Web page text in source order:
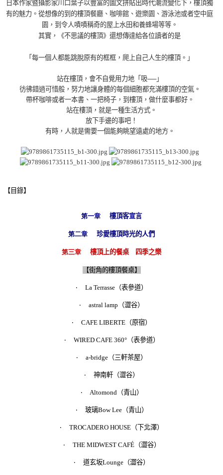
日本作家暨攝影家川口葉子以豐富的圖文拼貼出時代潮流變化下，樓頂獨
有的魅力。從想像的到的樓頂餐廳、咖啡館、遊樂園、游泳池或者空中庭
園，到令人嘖嘖稱奇的屋上水田和養蜂場等等。
其實，《不思議的樓頂》還想傳達給各位讀者的是
「每一個人都能跳脫原有的框框，爬上自己人生的樓頂。」
站在樓頂，會不自覺用力地「吸──」
彷彿錯過可惜般，努力地讓身體的每個細胞都充滿樓頂的空氣。
帶杯咖啡或者一本書、一把椅子，到樓頂，做什麼事都好。
站在樓頂，就是一種生活方式。
放下手邊的事吧！
有時，人就是需要一個能夠眺望遠處的地方。
【目錄】
第一章 樓頂客宣言
第二章 珍愛樓頂時光的人們
第三章 樓頂上的餐桌 四季之樂
【街角的樓頂餐桌】
‧ La Terrasse （表參道）
‧ astral lamp （澀谷）
‧ CAFE LIBERTE （原宿）
‧ WIRED CAFE 360°（表參道）
‧ a-bridge （三軒茶屋）
‧ 神南軒（澀谷）
‧ Altomond （青山）
‧ 玻璃Bow Lee（青山）
‧ TROCADERO HOUSE （下北澤）
‧ THE MIDWEST CAFÉ（澀谷）
‧ 道玄坂Lounge （澀谷）